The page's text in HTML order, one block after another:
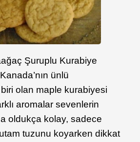
Şuruplu Kurabiye
ünlü
olan maple kurabiyesi
aromalar sevenlerin
oldukça kolay, sadece
tuzunu koyarken dikkat